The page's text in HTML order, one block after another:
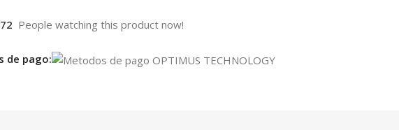
People watching this product now!
de pago: